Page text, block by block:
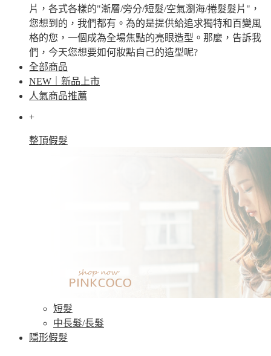
片，各式各樣的"漸層/旁分/短髮/空氣瀏海/捲髮髮片"，
您想到的，我們都有。為的是提供給追求獨特和百變風
格的您，一個成為全場焦點的亮眼造型。那麼，告訴我
們，今天您想要如何妝點自己的造型呢?
全部商品
NEW｜新品上市
人氣商品推薦
+
整頂假髮
短髮
中長髮/長髮
隱形假髮